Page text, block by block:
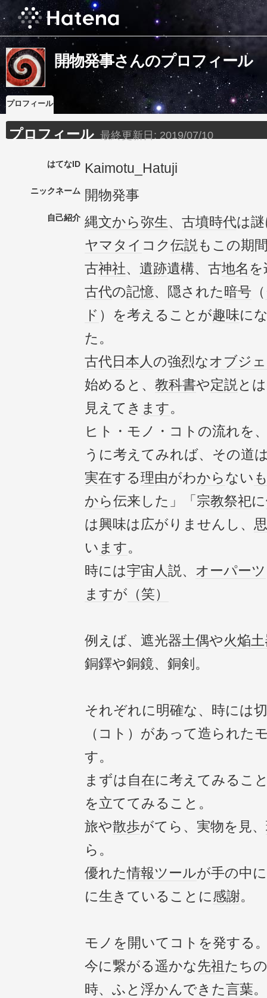
開物発事さんのプロフィール
プロフィール
プロフィール 最終更新日: 2019/07/10
はてなID Kaimotu_Hatuji
ニックネーム 開物発事
自己紹介 縄文から弥生、 古墳時代は
ヤマタイ コク伝説もこの期
古神社、 遺跡遺構、古地名
古代の記憶、隠された暗号 （
ド ）を考えることが趣味に
た。
古代日本人の強烈なオブジ
始めると、 教科書や定説と
見えてき ます。
ヒト・モノ・コトの流れを
うに考えてみれば、その道
実在する理由がわからない
から伝来した」「 宗教祭祀に
は興味は広がりませんし、
い ます。
時には宇宙人説、 オーパーツ
ますが （笑）
例えば、遮光器土偶や火焔
銅鐸や銅鏡、銅剣。
それぞれに明確な、時には
（コト）があって造られた
す。
まずは 自在に考えてみるこ
を立ててみること。
旅や散歩がてら、実物を見、
ら。
優れた情報ツールが手の中
に生きていることに感謝。
モノを開いてコトを発する
今に繋がる遥かな先祖 たち
時、ふと浮かんできた言葉。